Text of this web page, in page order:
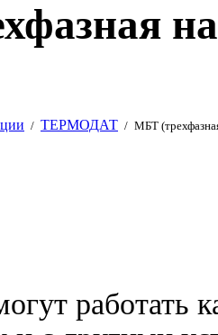
/ ТЕРМОДАТ / МБТ
работать